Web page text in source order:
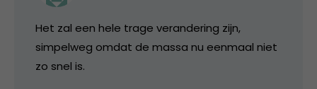
Het zal een hele trage verandering zijn,
simpelweg omdat de massa nu eenmaal niet
zo snel is.